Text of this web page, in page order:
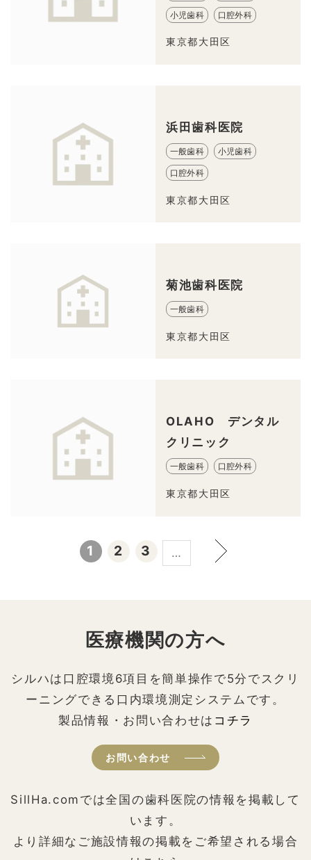
小児歯科 口腔外科
東京都大田区
浜田歯科医院
一般歯科 小児歯科
口腔外科
東京都大田区
菊池歯科医院
一般歯科
東京都大田区
OLAHO デンタル
クリニック
一般歯科 口腔外科
東京都大田区
1 2 3 …
医療機関の方へ
シルハは口腔環境6項目を簡単操作で5分でスクリ
ーニングできる口内環境測定システムです。
製品情報・お問い合わせは コチラ
お問い合わせ
SillHa.comでは全国の歯科医院の情報を掲載して
います。
より詳細なご施設情報の掲載をご希望される場合